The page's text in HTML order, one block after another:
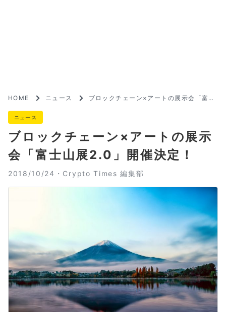
HOME ニュース
ブロックチェーン×アートの展示会「富士
ニュース
ブロックチェーン×アートの展示
会「富士山展2.0」開催決定！
2018/10/24・ Crypto Times 編集部